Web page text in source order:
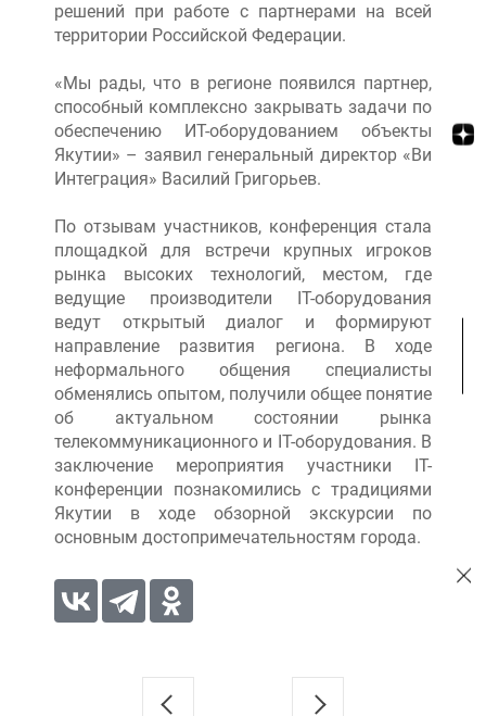
решений при работе с партнерами на всей
территории Российской Федерации.
«Мы рады, что в регионе появился партнер,
способный комплексно закрывать задачи по
обеспечению ИТ-оборудованием объекты
Якутии» – заявил генеральный директор «Ви
Интеграция» Василий Григорьев.
По отзывам участников, конференция стала
площадкой для встречи крупных игроков
рынка высоких технологий, местом, где
ведущие производители IT-оборудования
ведут открытый диалог и формируют
направление развития региона. В ходе
неформального общения специалисты
обменялись опытом, получили общее понятие
об актуальном состоянии рынка
телекоммуникационного и IT-оборудования. В
заключение мероприятия участники IT-
конференции познакомились с традициями
Якутии в ходе обзорной экскурсии по
основным достопримечательностям города.